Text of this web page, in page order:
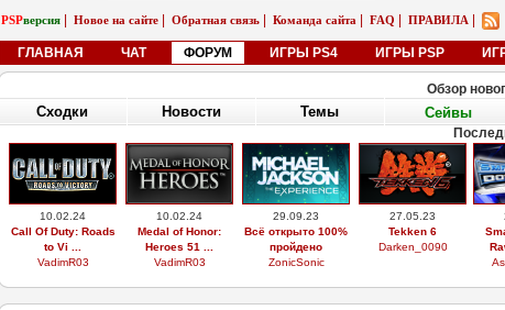
PSPверсия Новое на сайте Обратная связь Команда сайта FAQ ПРАВИЛА
ГЛАВНАЯ ЧАТ ФОРУМ ИГРЫ PS4 ИГРЫ PSP
Обзор
Сходки Новости Темы Сейвы
10.02.24
Call Of Duty: Roads
to Vi ...
VadimR03
10.02.24
Medal of Honor:
Heroes 51 ...
VadimR03
29.09.23
Всё открыто 100%
пройдено
ZonicSonic
27.05.23
Tekken 6
Darken_0090